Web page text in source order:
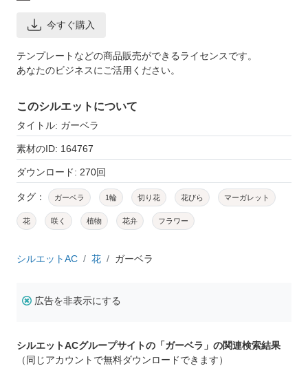
今すぐ購入
テンプレートなどの商品販売ができるライセンスです。
あなたのビジネスにご活用ください。
このシルエットについて
タイトル: ガーベラ
素材のID: 164767
ダウンロード: 270回
タグ： ガーベラ 1輪 切り花 花びら マーガレット
花 咲く 植物 花弁 フラワー
シルエットAC 花 ガーベラ
広告を非表示にする
シルエットACグループサイトの「ガーベラ」の関連検索結果
（同じアカウントで無料ダウンロードできます）